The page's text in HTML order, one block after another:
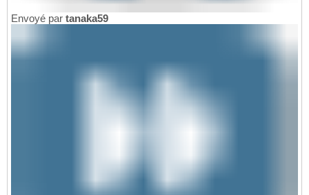
Envoyé par tanaka59